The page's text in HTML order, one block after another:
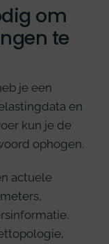
om
te
je een
en
kun je de
ophogen.
actuele